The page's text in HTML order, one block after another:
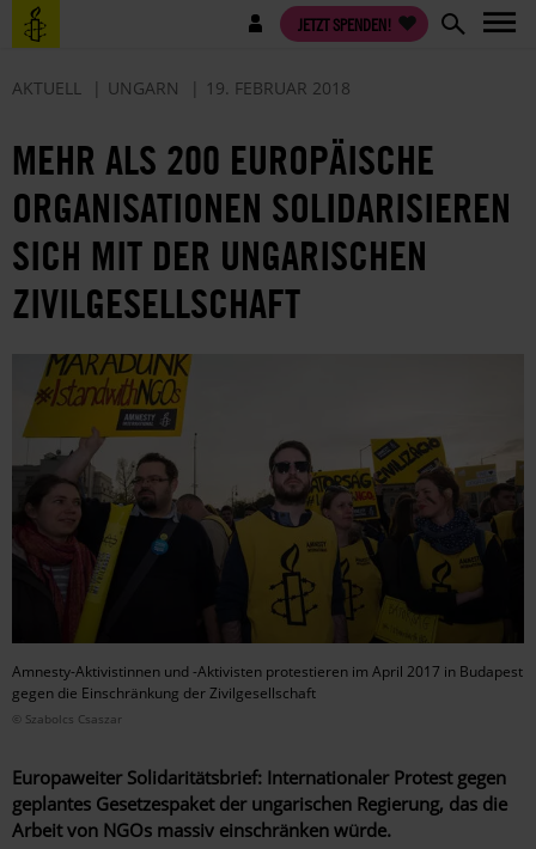
Direkt
zum
Benutzermenü JETZT SPENDEN!
AKTUELL UNGARN 19. FEBRUAR 2018
MEHR ALS 200 EUROPÄISCHE
ORGANISATIONEN SOLIDARISIEREN
SICH MIT DER UNGARISCHEN
ZIVILGESELLSCHAFT
Amnesty-Aktivistinnen und -Aktivisten protestieren im April 2017 in Budapest
gegen die Einschränkung der Zivilgesellschaft
© Szabolcs Csaszar
Europaweiter Solidaritätsbrief: Internationaler Protest gegen
geplantes Gesetzespaket der ungarischen Regierung, das die
Arbeit von NGOs massiv einschränken würde.